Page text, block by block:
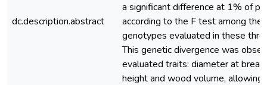
dc.description.abstract
a significant difference at 1% of
according to the F test among the
genotypes evaluated in these
This genetic divergence was
evaluated traits: diameter at
height and wood volume, allowing